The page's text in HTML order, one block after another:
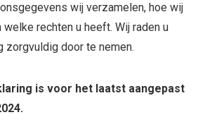
wij verzamelen, hoe wij
rechten u heeft. Wij raden u
zorgvuldig door te nemen.
is voor het laatst aangepast